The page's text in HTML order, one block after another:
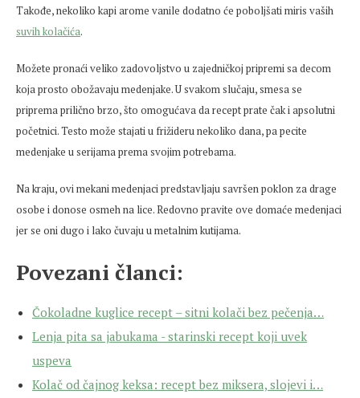
Takođe, nekoliko kapi arome vanile dodatno će poboljšati miris vaših
suvih kolačića.
Možete pronaći veliko zadovoljstvo u zajedničkoj pripremi sa decom
koja prosto obožavaju medenjake. U svakom slučaju, smesa se
priprema prilično brzo, što omogućava da recept prate čak i apsolutni
početnici. Testo može stajati u frižideru nekoliko dana, pa pecite
medenjake u serijama prema svojim potrebama.
Na kraju, ovi mekani medenjaci predstavljaju savršen poklon za drage
osobe i donose osmeh na lice. Redovno pravite ove domaće medenjaci
jer se oni dugo i lako čuvaju u metalnim kutijama.
Povezani članci:
Čokoladne kuglice recept – sitni kolači bez pečenja…
Lenja pita sa jabukama - starinski recept koji uvek
uspeva
Kolač od čajnog keksa: recept bez miksera, slojevi i…